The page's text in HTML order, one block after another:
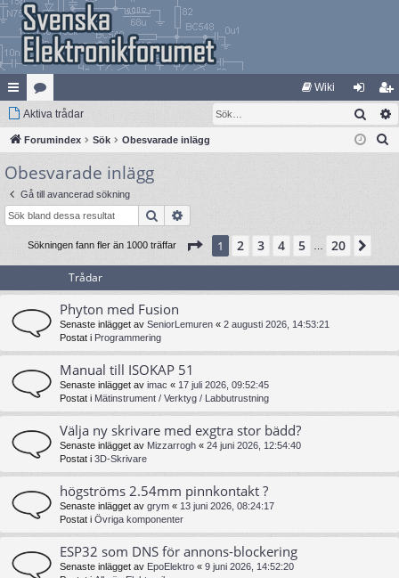
na
bb
lä
nk
ar
at
eg
ori
er
Wiki
og
ga
li
m
Aktiva trådar Sök
Forumindex Sök Obesvarade inlägg
Obesvarade inlägg
Gå till avancerad sökning
Sök
Sökningen fann fler än 1000 träffar Sida 1av20
1 2 3 4 5 20
Trådar
Phyton med Fusion
Senaste inlägget av SeniorLemuren « 2 augusti 2026, 14:53:21
Postat i Programmering
Manual till ISOKAP 51
Senaste inlägget av imac « 17 juli 2026, 09:52:45
Postat i Mätinstrument / Verktyg / Labbutrustning
Välja ny skrivare med exgtra stor bädd?
Senaste inlägget av Mizzarrogh « 24 juni 2026, 12:54:40
Postat i 3D-Skrivare
högströms 2.54mm pinnkontakt ?
Senaste inlägget av grym « 13 juni 2026, 08:24:17
Postat i Övriga komponenter
ESP32 som DNS för annons-blockering
Senaste inlägget av EpoElektro « 9 juni 2026, 14:52:20